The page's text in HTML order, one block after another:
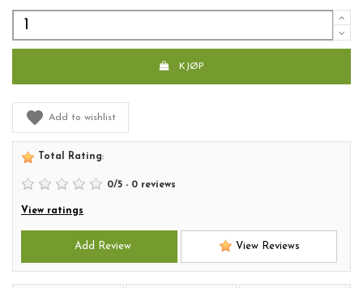
KJØP
Add to wishlist
Total Rating:
0/5 - 0 reviews
View ratings
Add Review View Reviews